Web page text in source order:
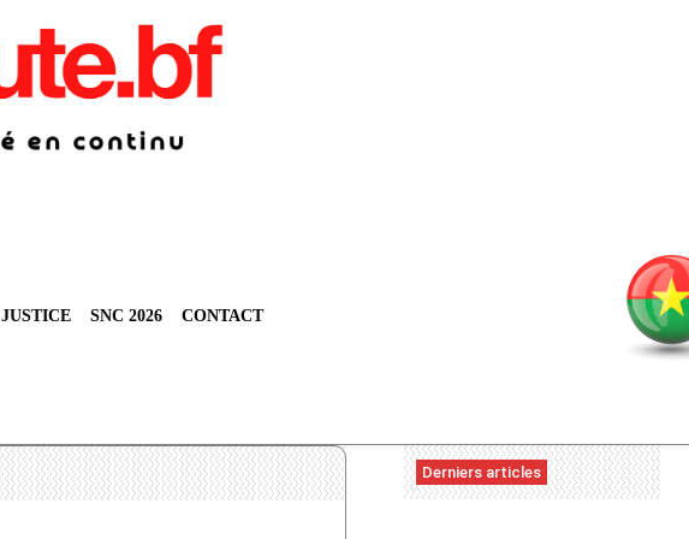
JUSTICE SNC 2026 CONTACT
Derniers articles